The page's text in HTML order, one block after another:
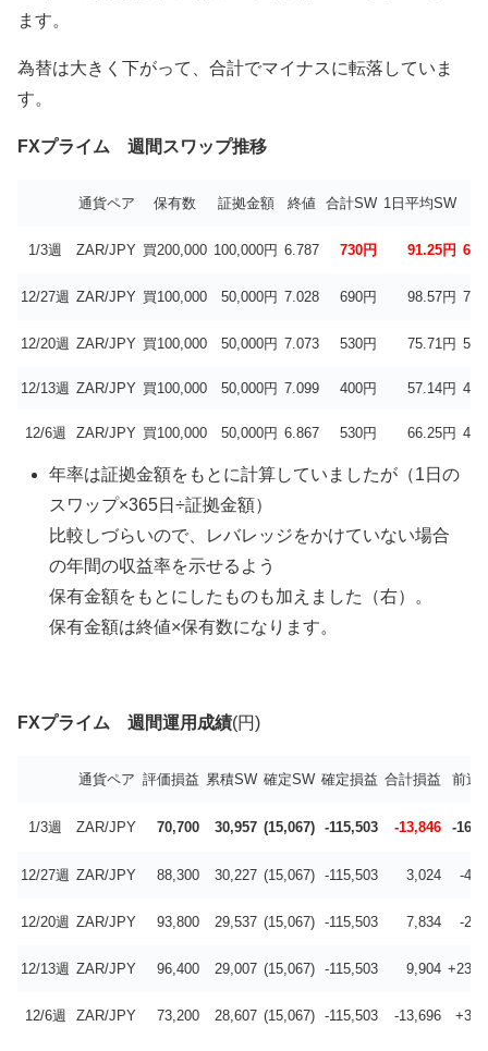
ます。
為替は大きく下がって、合計でマイナスに転落していま
す。
FXプライム 週間スワップ推移
通貨ペア 保有数 証拠金額 終値 合計SW 1日平均SW
1/3週 ZAR/JPY 買200,000 100,000円 6.787 730円 91.25円
12/27週 ZAR/JPY 買100,000 50,000円 7.028 690円 98.57円
12/20週 ZAR/JPY 買100,000 50,000円 7.073 530円 75.71円
12/13週 ZAR/JPY 買100,000 50,000円 7.099 400円 57.14円
12/6週 ZAR/JPY 買100,000 50,000円 6.867 530円 66.25円
年率は証拠金額をもとに計算していましたが（1日の
スワップ×365日÷証拠金額）
比較しづらいので、レバレッジをかけていない場合
の年間の収益率を示せるよう
保有金額をもとにしたものも加えました（右）。
保有金額は終値×保有数になります。
FXプライム 週間運用成績(円)
通貨ペア 評価損益 累積SW 確定SW 確定損益 合計損益 前週
1/3週 ZAR/JPY 70,700 30,957 (15,067) -115,503 -13,846 -
12/27週 ZAR/JPY 88,300 30,227 (15,067) -115,503 3,024 -
12/20週 ZAR/JPY 93,800 29,537 (15,067) -115,503 7,834 -
12/13週 ZAR/JPY 96,400 29,007 (15,067) -115,503 9,904
12/6週 ZAR/JPY 73,200 28,607 (15,067) -115,503 -13,696